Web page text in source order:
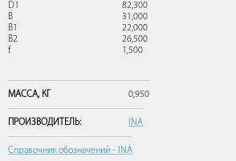
D1
82,300
B
31,000
B1
22,000
B2
26,500
f
1,500
МАССА, КГ 0,950
ПРОИЗВОДИТЕЛЬ: INA
Справочник обозначений - INA